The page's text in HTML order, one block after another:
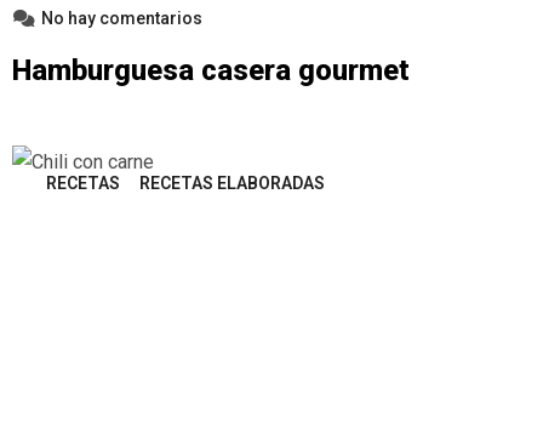
No hay comentarios
Hamburguesa casera gourmet
RECETAS RECETAS ELABORADAS